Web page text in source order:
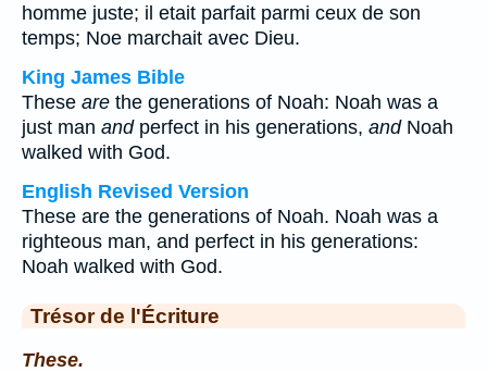
homme juste; il etait parfait parmi ceux de son
temps; Noe marchait avec Dieu.
King James Bible
These are the generations of Noah: Noah was a
just man andperfect in his generations, andNoah
walked with God.
English Revised Version
These are the generations of Noah. Noah was a
righteous man, and perfect in his generations:
Noah walked with God.
Trésor de l'Écriture
These.